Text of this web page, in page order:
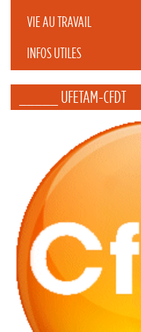
VIE AU TRAVAIL
INFOS UTILES
_____ UFETAM-CFDT